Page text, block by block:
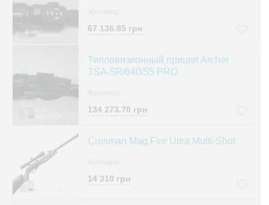
4 67 136.85 грн
Тепловизионный прицел Archer
TSA-5R/640/55 PRO
134 273.70 грн
Crosman Mag Fire Ultra Multi-Shot
14 310 грн